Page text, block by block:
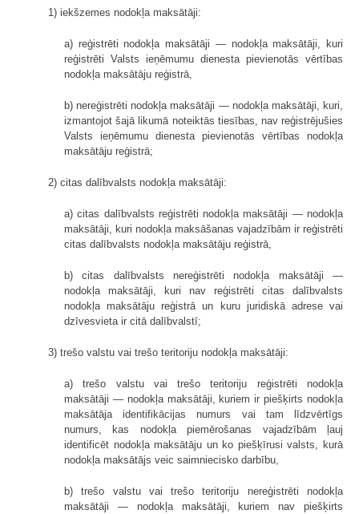
1) iekšzemes nodokļa maksātāji:
a) reģistrēti nodokļa maksātāji — nodokļa maksātāji, kuri
reģistrēti Valsts ieņēmumu dienesta pievienotās vērtības
nodokļa maksātāju reģistrā,
b) nereģistrēti nodokļa maksātāji — nodokļa maksātāji, kuri,
izmantojot šajā likumā noteiktās tiesības, nav reģistrējušies
Valsts ieņēmumu dienesta pievienotās vērtības nodokļa
maksātāju reģistrā;
2) citas dalībvalsts nodokļa maksātāji:
a) citas dalībvalsts reģistrēti nodokļa maksātāji — nodokļa
maksātāji, kuri nodokļa maksāšanas vajadzībām ir reģistrēti
citas dalībvalsts nodokļa maksātāju reģistrā,
b) citas dalībvalsts nereģistrēti nodokļa maksātāji —
nodokļa maksātāji, kuri nav reģistrēti citas dalībvalsts
nodokļa maksātāju reģistrā un kuru juridiskā adrese vai
dzīvesvieta ir citā dalībvalstī;
3) trešo valstu vai trešo teritoriju nodokļa maksātāji:
a) trešo valstu vai trešo teritoriju reģistrēti nodokļa
maksātāji — nodokļa maksātāji, kuriem ir piešķirts nodokļa
maksātāja identifikācijas numurs vai tam līdzvērtīgs
numurs, kas nodokļa piemērošanas vajadzībām ļauj
identificēt nodokļa maksātāju un ko piešķīrusi valsts, kurā
nodokļa maksātājs veic saimniecisko darbību,
b) trešo valstu vai trešo teritoriju nereģistrēti nodokļa
maksātāji — nodokļa maksātāji, kuriem nav piešķirts